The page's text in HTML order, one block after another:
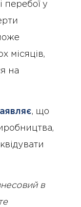
у
місяців,
на
, що
в